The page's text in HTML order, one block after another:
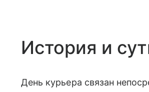
История и
День курьера связан